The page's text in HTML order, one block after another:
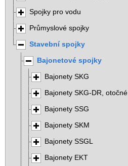
Spojky pro vodu
Průmyslové spojky
Stavební spojky
Bajonetové spojky
Bajonety SKG
Bajonety SKG-DR, otočné
Bajonety SSG
Bajonety SKM
Bajonety SSGL
Bajonety EKT